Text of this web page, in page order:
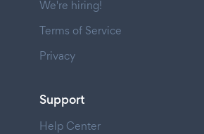
We're hiring!
Terms of Service
Privacy
Support
Help Center